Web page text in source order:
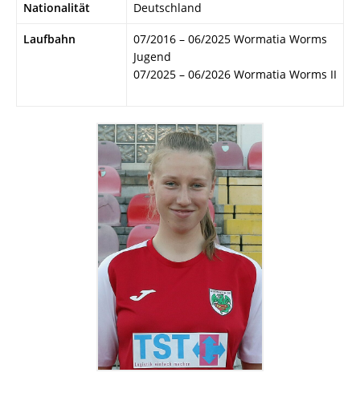
Nationalität Deutschland
Laufbahn
07/2016 – 06/2025 Wormatia Worms
Jugend
07/2025 – 06/2026 Wormatia Worms II